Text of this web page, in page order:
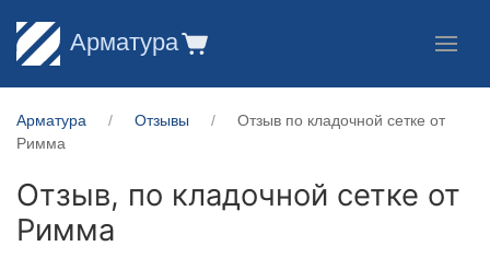
Арматура
Арматура Отзывы
Отзыв по кладочной сетке от
Римма
Отзыв, по кладочной сетке от
Римма